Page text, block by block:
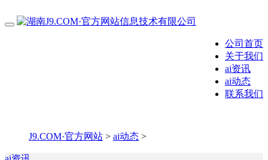
公司首页
关于我们
ai资讯
ai动态
联系我们
J9.COM·官方网站 > ai动态 >